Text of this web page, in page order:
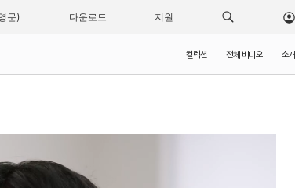
다운로드 지원
컬렉션 전체 비디오 소개